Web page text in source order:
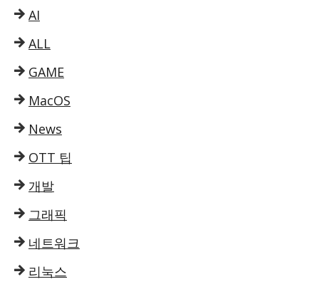
AI
ALL
GAME
MacOS
News
OTT 팁
개발
그래픽
네트워크
리눅스